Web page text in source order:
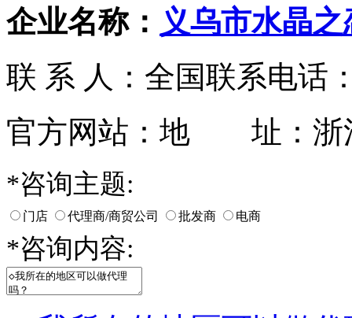
企业名称： 义乌市水晶
联 系 人：全国联系电话
官方网站： 地 址：浙
*咨询主题:
门店 代理商/商贸公司 批发商 电商
*咨询内容: